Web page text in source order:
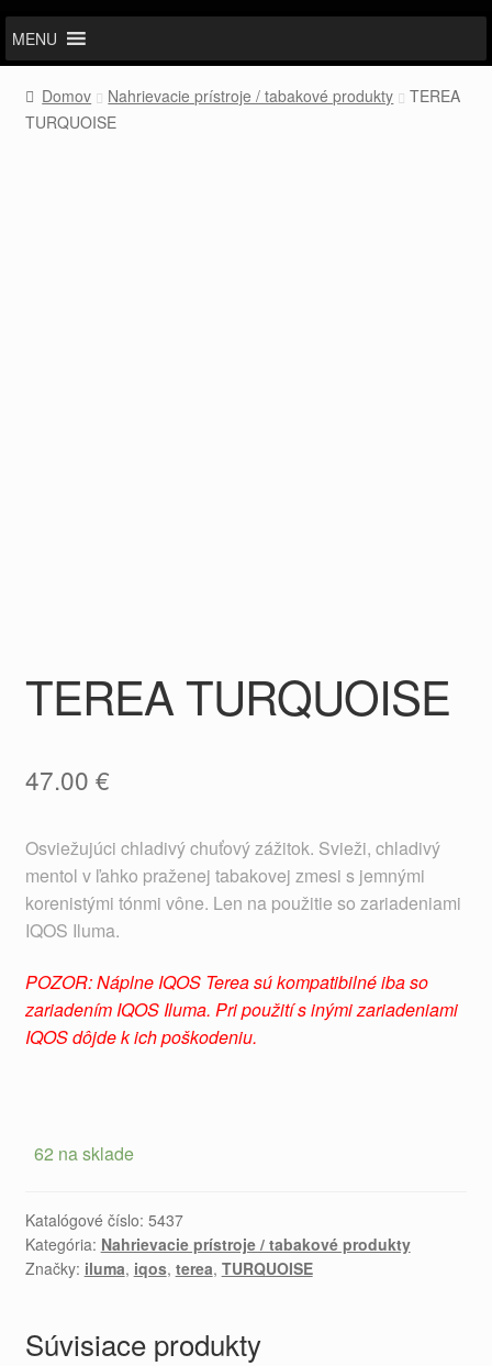
MENU
Domov Nahrievacie prístroje / tabakové produkty
TEREA
TURQUOISE
TEREA TURQUOISE
47.00 €
Osviežujúci chladivý chuťový zážitok. Svieži, chladivý
mentol v ľahko praženej tabakovej zmesi s jemnými
korenistými tónmi vône. Len na použitie so zariadeniami
IQOS Iluma.
POZOR: Náplne IQOS Terea sú kompatibilné iba so
zariadením IQOS Iluma. Pri použití s ​​inými zariadeniami
IQOS dôjde k ich poškodeniu.
62 na sklade
Katalógové číslo: 5437
Kategória: Nahrievacie prístroje / tabakové produkty
Značky: iluma, iqos, terea, TURQUOISE
Súvisiace produkty